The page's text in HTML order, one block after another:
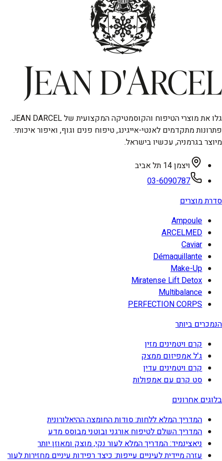
גלו את מוצרי הטיפוח והקוסמטיקה המקצועית של JEAN DARCEL.
פתרונות מתקדמים לאנטי-אייגינג, טיפוח פנים וגוף, ואיפור איכותי.
מיוצר בגרמניה, עכשיו בישראל.
ויצמן 14 תל אביב
03-6090787
סדרת מוצרים
Ampoule
ARCELMED
Caviar
Démaquillante
Make-Up
Miratense Lift Detox
Multibalance
PERFECTION CORPS
הנמכרים ביותר
קרם ויטמינים מזין
ג'ל אמפיזום ממצק
קרם ויטמינים עדין
סט קרם עם אמפולות
בלוגים אחרונים
המדריך המלא ללחות: סודות החומצה ההיאלורונית
המדריך השלם לטיפוח אורגני ובוטני מבוסס מדע
ניאצינמיד: המדריך המלא לעור נקי, מוצק ומאוזן יותר
עזרה מיידית לעיניים עייפות: כיצד רפידות עיניים מחזירות לעור